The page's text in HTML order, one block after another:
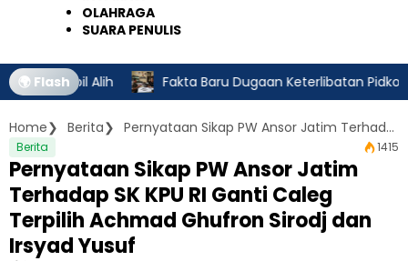
OLAHRAGA
SUARA PENULIS
🌍 Flash
Alih Fakta Baru Dugaan Keterlibatan Pidkor Polres
Home Berita Pernyataan Sikap PW Ansor Jatim Terhadap SK KPU RI Ganti Caleg Terpilih Achmad Ghufron Sirodj dan Irsyad Yusuf
Berita 1415
Pernyataan Sikap PW Ansor Jatim
Terhadap SK KPU RI Ganti Caleg
Terpilih Achmad Ghufron Sirodj dan
Irsyad Yusuf